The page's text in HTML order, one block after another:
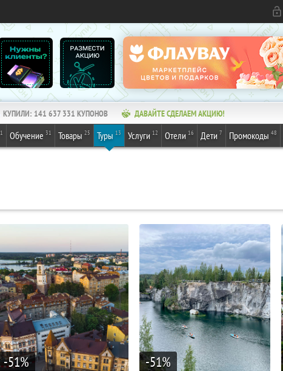
КУПИЛИ: 141 637 331 КУПОНОВ ДАВАЙТЕ СДЕЛАЕМ АКЦИЮ!
1 Обучение 31 Товары 25 Туры 13 Услуги 12 Отели 16 Дети 7 Промокоды 48
-51% -51%